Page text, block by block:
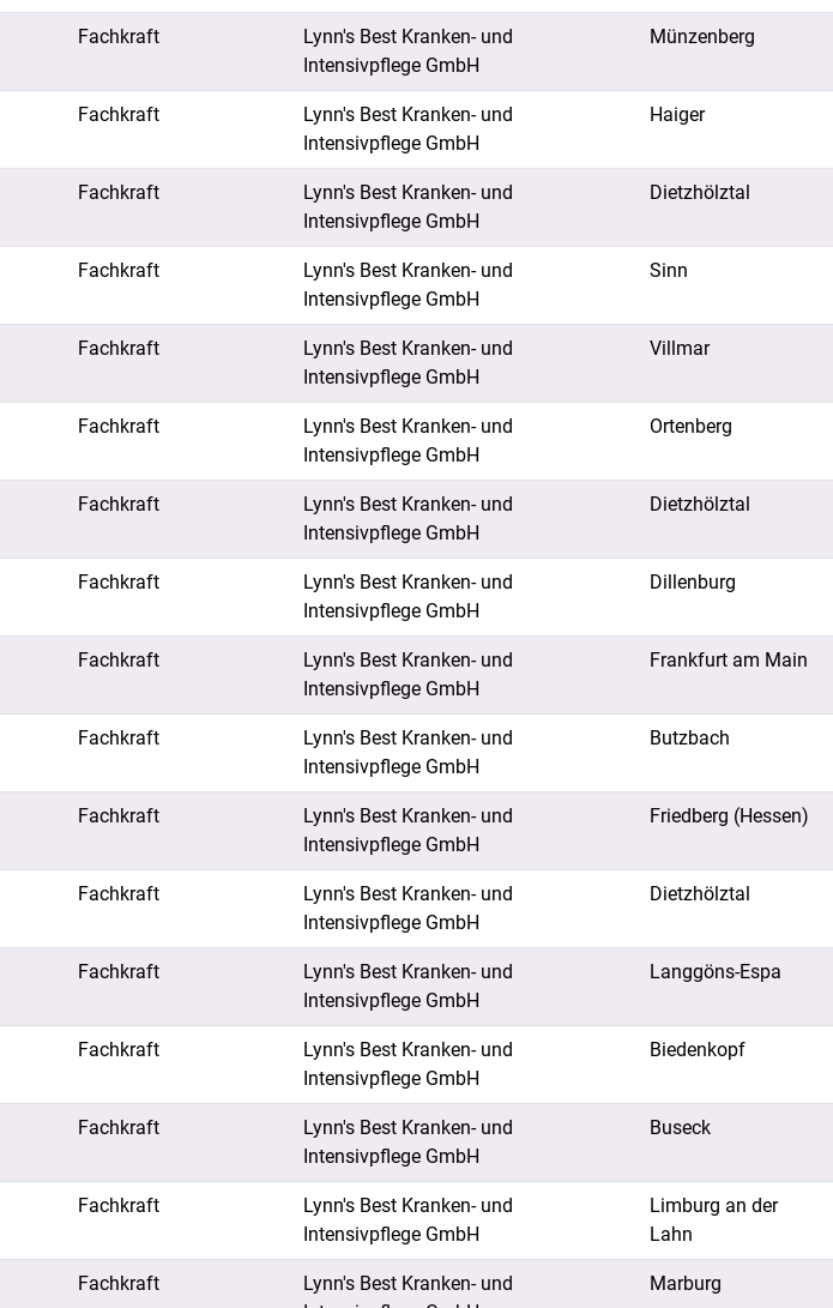
Fachkraft
Lynn's Best Kranken- und
Intensivpflege GmbH
Münzenberg
Fachkraft
Lynn's Best Kranken- und
Intensivpflege GmbH
Haiger
Fachkraft
Lynn's Best Kranken- und
Intensivpflege GmbH
Dietzhölztal
Fachkraft
Lynn's Best Kranken- und
Intensivpflege GmbH
Sinn
Fachkraft
Lynn's Best Kranken- und
Intensivpflege GmbH
Villmar
Fachkraft
Lynn's Best Kranken- und
Intensivpflege GmbH
Ortenberg
Fachkraft
Lynn's Best Kranken- und
Intensivpflege GmbH
Dietzhölztal
Fachkraft
Lynn's Best Kranken- und
Intensivpflege GmbH
Dillenburg
Fachkraft
Lynn's Best Kranken- und
Intensivpflege GmbH
Frankfurt am Main
Fachkraft
Lynn's Best Kranken- und
Intensivpflege GmbH
Butzbach
Fachkraft
Lynn's Best Kranken- und
Intensivpflege GmbH
Friedberg (Hessen)
Fachkraft
Lynn's Best Kranken- und
Intensivpflege GmbH
Dietzhölztal
Fachkraft
Lynn's Best Kranken- und
Intensivpflege GmbH
Langgöns-Espa
Fachkraft
Lynn's Best Kranken- und
Intensivpflege GmbH
Biedenkopf
Fachkraft
Lynn's Best Kranken- und
Intensivpflege GmbH
Buseck
Fachkraft
Lynn's Best Kranken- und
Intensivpflege GmbH
Limburg an der
Lahn
Fachkraft
Lynn's Best Kranken- und
Marburg